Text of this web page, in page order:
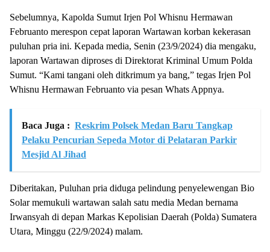
Sebelumnya, Kapolda Sumut Irjen Pol Whisnu Hermawan
Februanto merespon cepat laporan Wartawan korban kekerasan
puluhan pria ini. Kepada media, Senin (23/9/2024) dia mengaku,
laporan Wartawan diproses di Direktorat Kriminal Umum Polda
Sumut. “Kami tangani oleh ditkrimum ya bang,” tegas Irjen Pol
Whisnu Hermawan Februanto via pesan Whats Appnya.
Baca Juga : Reskrim Polsek Medan Baru Tangkap
Pelaku Pencurian Sepeda Motor di Pelataran Parkir
Mesjid Al Jihad
Diberitakan, Puluhan pria diduga pelindung penyelewengan Bio
Solar memukuli wartawan salah satu media Medan bernama
Irwansyah di depan Markas Kepolisian Daerah (Polda) Sumatera
Utara, Minggu (22/9/2024) malam.